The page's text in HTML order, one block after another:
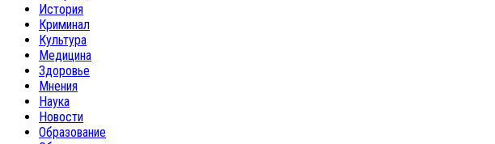
История
Криминал
Культура
Медицина
Здоровье
Мнения
Наука
Новости
Образование